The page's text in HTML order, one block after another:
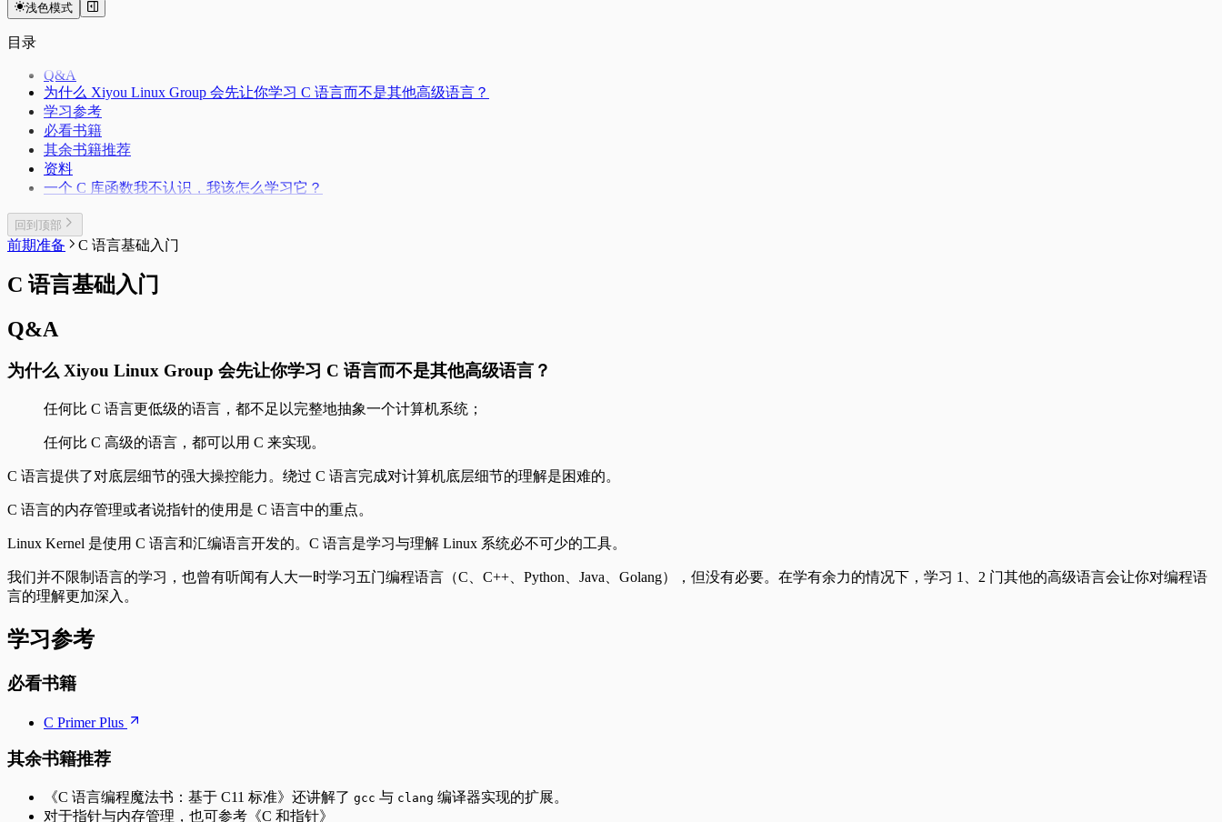
浅色模式
目录
Q&A
为什么 Xiyou Linux Group 会先让你学习 C 语言而不是其他高级语言？
学习参考
必看书籍
其余书籍推荐
资料
一个 C 库函数我不认识，我该怎么学习它？
回到顶部
前期准备 C 语言基础入门
C 语言基础入门
Q&A
为什么 Xiyou Linux Group 会先让你学习 C 语言而不是其他高级语言？
任何比 C 语言更低级的语言，都不足以完整地抽象一个计算机系统；
任何比 C 高级的语言，都可以用 C 来实现。
C 语言提供了对底层细节的强大操控能力。绕过 C 语言完成对计算机底层细节的理解是困难的。
C 语言的内存管理或者说指针的使用是 C 语言中的重点。
Linux Kernel 是使用 C 语言和汇编语言开发的。C 语言是学习与理解 Linux 系统必不可少的工具。
我们并不限制语言的学习，也曾有听闻有人大一时学习五门编程语言（C、C++、Python、Java、Golang），但没有必要。在学有余力的情况下，学习 1、2 门其他的高级语言会让你对编程语
言的理解更加深入。
学习参考
必看书籍
C Primer Plus
其余书籍推荐
《C 语言编程魔法书：基于 C11 标准》还讲解了 gcc 与 clang 编译器实现的扩展。
对于指针与内存管理，也可参考《C 和指针》